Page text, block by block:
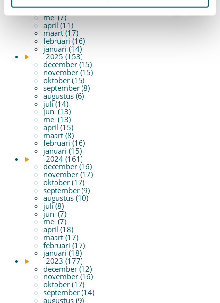
juni (15)
mei (7)
april (11)
maart (17)
februari (16)
januari (14)
►
2025 (153)
december (15)
november (15)
oktober (15)
september (8)
augustus (6)
juli (14)
juni (13)
mei (13)
april (15)
maart (8)
februari (16)
januari (15)
►
2024 (161)
december (16)
november (17)
oktober (17)
september (9)
augustus (10)
juli (8)
juni (7)
mei (7)
april (18)
maart (17)
februari (17)
januari (18)
►
2023 (177)
december (12)
november (16)
oktober (17)
september (14)
augustus (9)